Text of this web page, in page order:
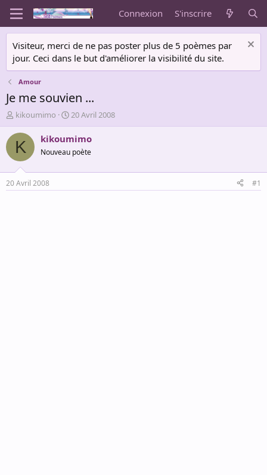
Connexion S'inscrire
Visiteur, merci de ne pas poster plus de 5 poèmes par
jour. Ceci dans le but d'améliorer la visibilité du site.
Amour
Je me souvien ...
A
u
t
e
r
d
e
kikoumimo
D
a
t
d
é
20 Avril 2008
K kikoumimo
Nouveau poète
20 Avril 2008 #1